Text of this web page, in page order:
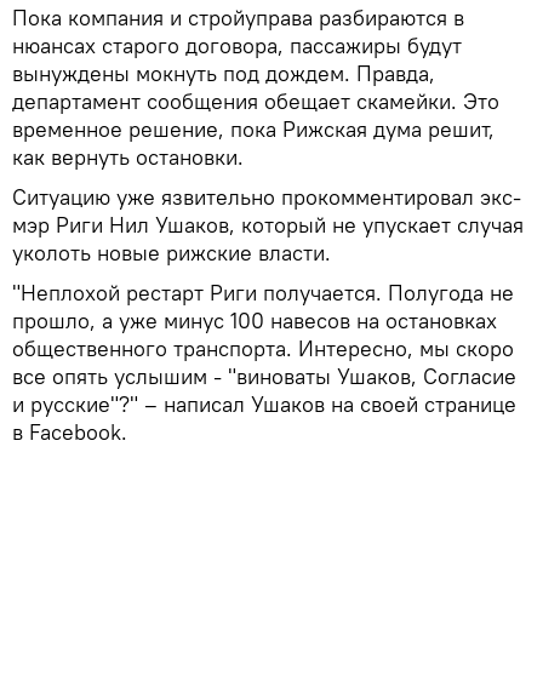
Пока компания и стройуправа разбираются в
нюансах старого договора, пассажиры будут
вынуждены мокнуть под дождем. Правда,
департамент сообщения обещает скамейки. Это
временное решение, пока Рижская дума решит,
как вернуть остановки.
Ситуацию уже язвительно прокомментировал экс-
мэр Риги Нил Ушаков, который не упускает случая
уколоть новые рижские власти.
"Неплохой рестарт Риги получается. Полугода не
прошло, а уже минус 100 навесов на остановках
общественного транспорта. Интересно, мы скоро
все опять услышим - "виноваты Ушаков, Согласие
и русские"?" – написал Ушаков на своей странице
в Facebook.